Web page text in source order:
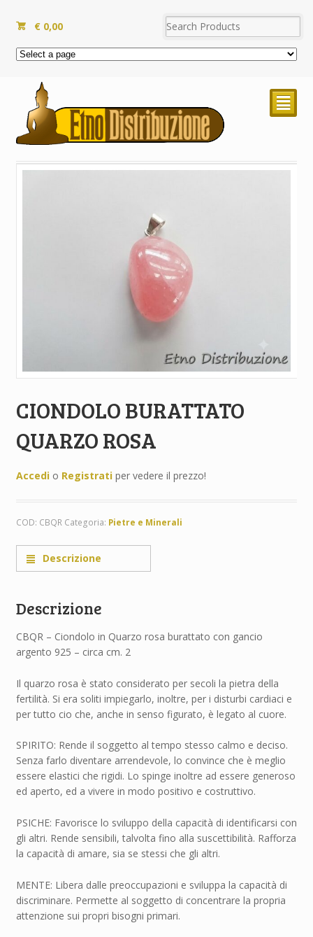
€ 0,00
²
CIONDOLO BURATTATO
QUARZO ROSA
Accedio Registratiper vedere il prezzo!
COD: CBQR Categoria: Pietre e Minerali
Descrizione
Descrizione
CBQR – Ciondolo in Quarzo rosa burattato con gancio
argento 925 – circa cm. 2
Il quarzo rosa è stato considerato per secoli la pietra della
fertilità. Si era soliti impiegarlo, inoltre, per i disturbi cardiaci e
per tutto cio che, anche in senso figurato, è legato al cuore.
SPIRITO: Rende il soggetto al tempo stesso calmo e deciso.
Senza farlo diventare arrendevole, lo convince che è meglio
essere elastici che rigidi. Lo spinge inoltre ad essere generoso
ed aperto, ed a vivere in modo positivo e costruttivo.
PSICHE: Favorisce lo sviluppo della capacità di identificarsi con
gli altri. Rende sensibili, talvolta fino alla suscettibilità. Rafforza
la capacità di amare, sia se stessi che gli altri.
MENTE: Libera dalle preoccupazioni e sviluppa la capacità di
discriminare. Permette al soggetto di concentrare la propria
attenzione sui propri bisogni primari.